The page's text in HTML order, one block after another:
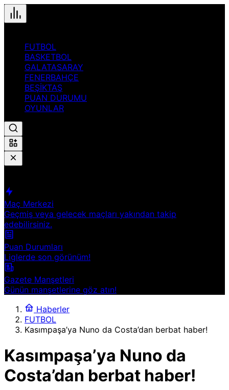
FUTBOL
BASKETBOL
GALATASARAY
FENERBAHÇE
BEŞİKTAŞ
PUAN DURUMU
OYUNLAR
Maç Merkezi
Geçmiş veya gelecek maçları yakından takip
edebilirsiniz.
Puan Durumları
Liglerde son görünüm!
Gazete Manşetleri
Günün manşetlerine göz atın!
Haberler
FUTBOL
Kasımpaşa’ya Nuno da Costa’dan berbat haber!
Kasımpaşa’ya Nuno da
Costa’dan berbat haber!